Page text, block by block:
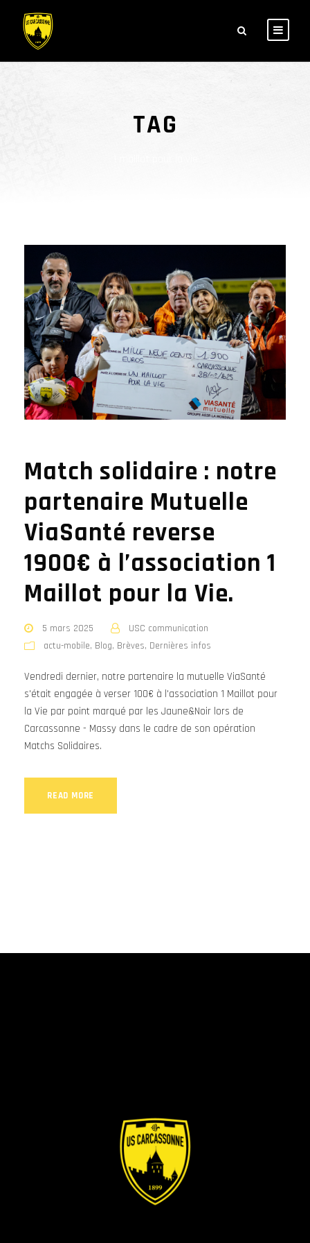
TAG
Match solidaire : notre
partenaire Mutuelle
ViaSanté reverse
1900€ à l’association 1
Maillot pour la Vie.
5 mars 2025
USC communication
actu-mobile, Blog, Brèves, Dernières infos
Vendredi dernier, notre partenaire la mutuelle ViaSanté
s'était engagée à verser 100€ à l'association 1 Maillot pour
la Vie par point marqué par les Jaune&Noir lors de
Carcassonne - Massy dans le cadre de son opération
Matchs Solidaires.
READ MORE